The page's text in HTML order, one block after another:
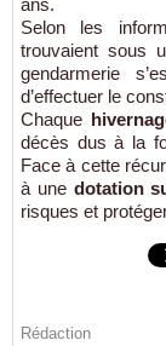
Selon les
trouvaient sous
gendarmerie
d’effectuer le
Chaque
décès dus à la
Face à cette
à une dotation
risques et
Rédaction